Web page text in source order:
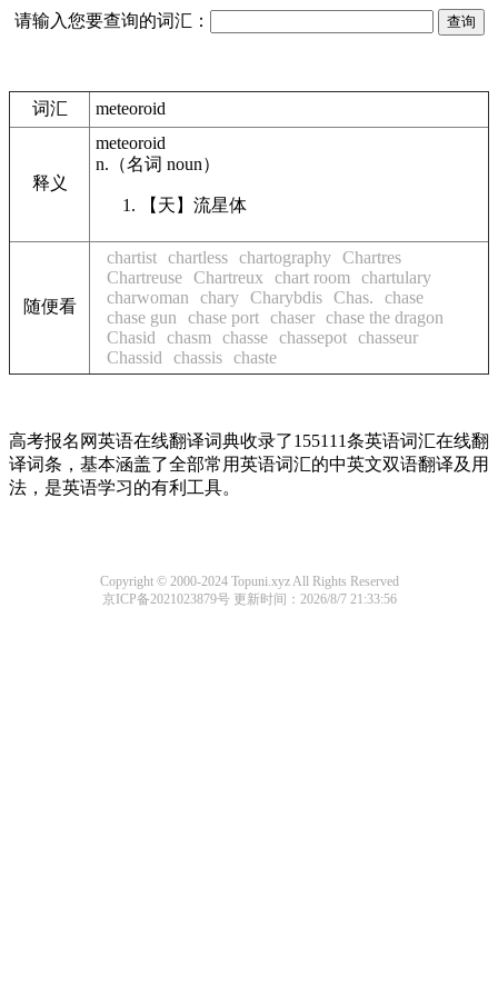
请输入您要查询的词汇：
词汇 meteoroid
释义
meteoroid
n. （名词 noun）
【天】 流星体
随便看
chartist chartless chartography Chartres
Chartreuse Chartreux chart room
chartulary
charwoman
chary Charybdis Chas.
chase
chase gun
chase port chaser chase the dragon
Chasid
chasm chasse chassepot chasseur
Chassid
chassis chaste
高考报名网英语在线翻译词典收录了155111条英语词汇在线翻
译词条，基本涵盖了全部常用英语词汇的中英文双语翻译及用
法，是英语学习的有利工具。
Copyright © 2000-2024 Topuni.xyz All Rights Reserved
京ICP备2021023879号更新时间：2026/8/7 21:33:56